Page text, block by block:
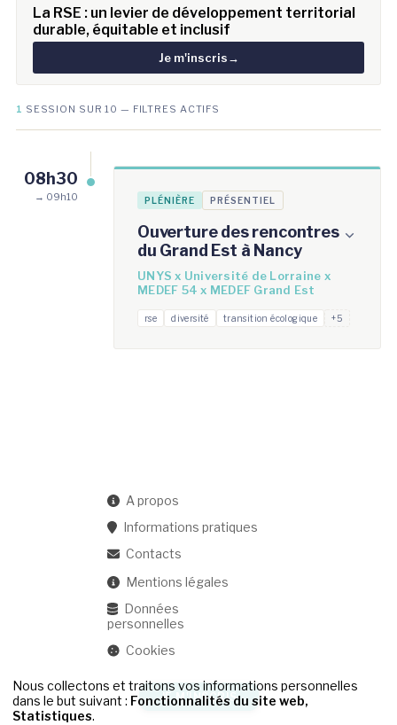
La RSE : un levier de développement territorial
durable, équitable et inclusif
Je m'inscris→
1 SESSION SUR 10 — FILTRES ACTIFS
08h30
→ 09h10 PLÉNIÈRE PRÉSENTIEL
Ouverture des rencontres
du Grand Est à Nancy
UNYS x Université de Lorraine x
MEDEF 54 x MEDEF Grand Est
rse diversité transition écologique +5
A propos
Informations pratiques
Contacts
Mentions légales
Données
personnelles
Cookies
JE M'INSCRIS
Nous collectons et traitons vos informations personnelles
dans le but suivant : Fonctionnalités du site web,
Statistiques.